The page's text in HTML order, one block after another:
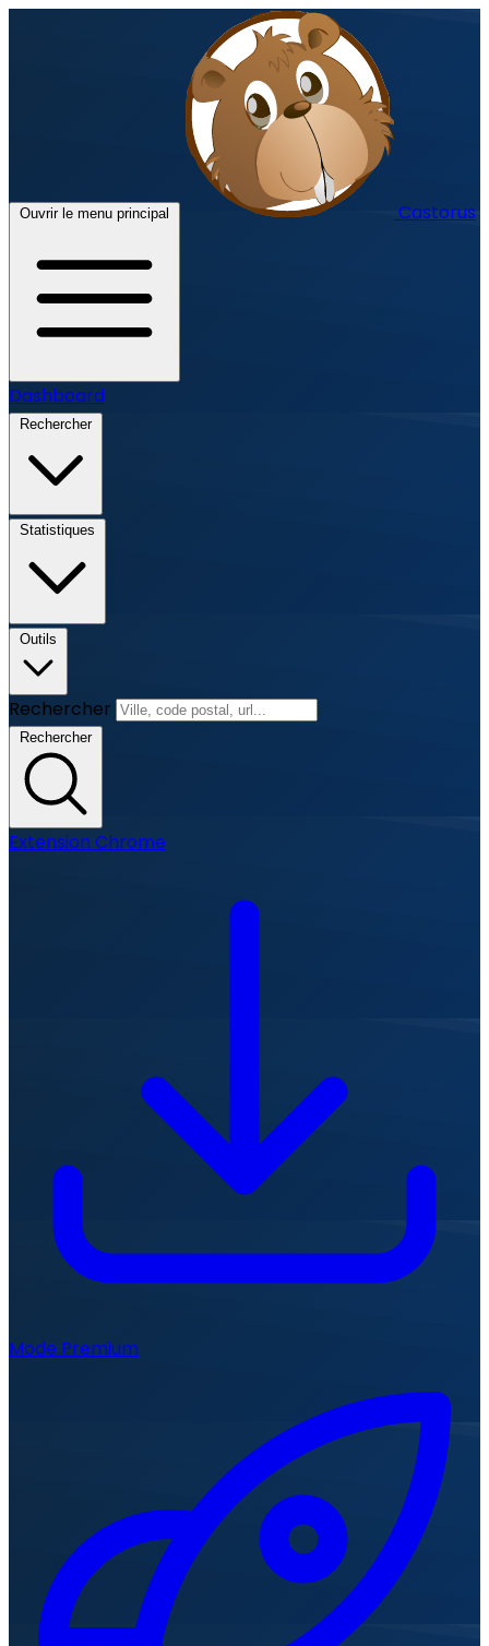
Ouvrir le menu principal Castorus
Dashboard
Rechercher
Statistiques
Outils
Rechercher
Rechercher
Extension Chrome
Mode Premium